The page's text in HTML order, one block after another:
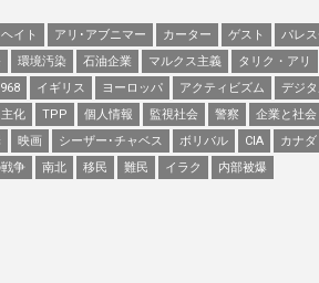
イト アリ･アブニマー カーター ゲスト パレ
環境汚染 石油企業 マルクス主義 タリク・アリ
イギリス ヨーロッパ アクティビズム デジ
化
TPP 個人情報 監視社会 警察 企業と社会
映画 シーザー･チャベス ボリバル CIA カナダ
争
南北 移民 難民 イラク 内部被爆